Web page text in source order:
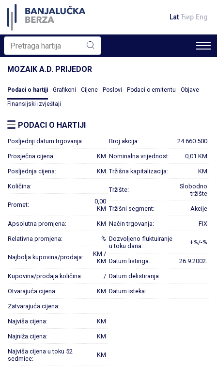
Lat Ћир Eng
MOZAIK A.D. PRIJEDOR
Podaci o hartiji Grafikoni Cijene Poslovi Podaci o emitentu Objave
Finansijski izvještaji
PODACI O HARTIJI
Posljednji datum trgovanja:
Prosječna cijena: KM
Posljednja cijena: KM
Količina:
Promet:
0,00
KM
Apsolutna promjena: KM
Relativna promjena: %
Najbolja kupovina/prodaja:
KM /
KM
Kupovina/prodaja količina: /
Otvarajuća cijena: KM
Zatvarajuća cijena:
Najviša cijena: KM
Najniža cijena: KM
Najviša cijena u toku 52
sedmice:
KM
Broj akcija: 24.660.500
Nominalna vrijednost: 0,01 KM
Tržišna kapitalizacija: KM
Tržište:
Slobodno
tržište
Tržišni segment: Akcije
Način trgovanja: FIX
Dozvoljeno fluktuiranje
u toku dana:
+%/-%
Datum listinga: 26.9.2002.
Datum delistiranja:
Datum isteka: